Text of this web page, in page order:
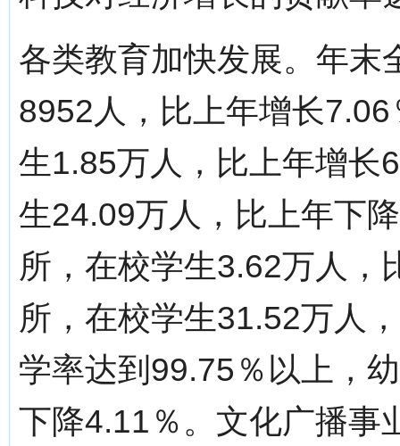
各类教育加快发展。年末
8952人，比上年增长
生1.85万人，比上年增长
生24.09万人，比上年下
所，在校学生3.62万人，
所，在校学生31.52万人
学率达到99.75％以上，
下降4.11％。文化广播事